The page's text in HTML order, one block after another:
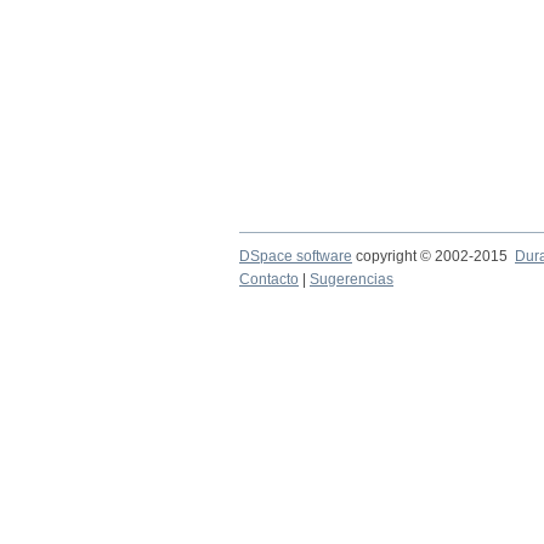
DSpace software copyright © 2002-2015
Contacto
Sugerencias